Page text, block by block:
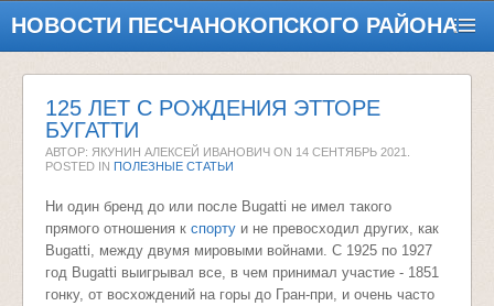
НОВОСТИ ПЕСЧАНОКОПСКОГО РАЙОНА
125 ЛЕТ С РОЖДЕНИЯ ЭТТОРЕ
БУГАТТИ
АВТОР: ЯКУНИН АЛЕКСЕЙ ИВАНОВИЧ ON 14 СЕНТЯБРЬ 2021
POSTED IN ПОЛЕЗНЫЕ СТАТЬИ
Ни один бренд до или после Bugatti не имел такого
прямого отношения к спорту и не превосходил других, как
Bugatti, между двумя мировыми войнами. С 1925 по 1927
год Bugatti выигрывал все, в чем принимал участие - 1851
гонку, от восхождений на горы до Гран-при, и очень часто